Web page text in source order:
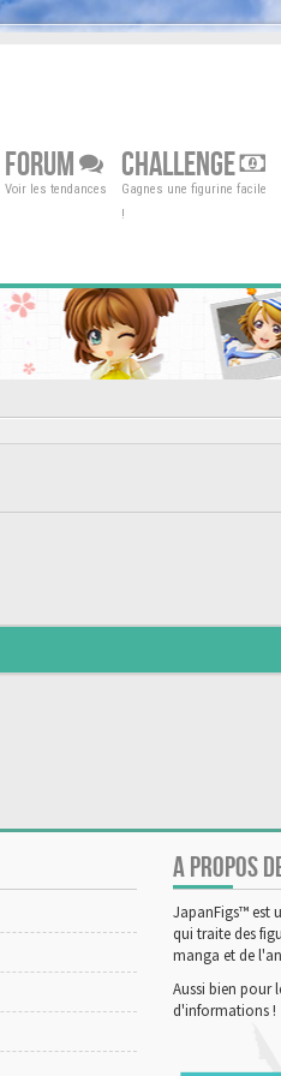
FORUM
Voir les tendances
CHALLENGE
Gagnes une figurine facile
!
A PROPOS
JapanFigs™ est
qui traite des
manga et de
Aussi bien pour
d'informations !